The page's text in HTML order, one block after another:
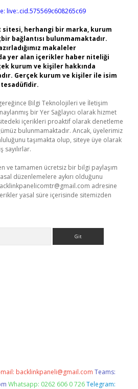
live:.cid.575569c608265c69
sitesi, herhangi bir marka, kurum
bağlantısı bulunmamaktadır.
makaleler
yer alan içerikler haber niteliği
kurum ve kişiler hakkında
Gerçek kurum ve kişiler ile isim
Bilgi Teknolojileri ve İletişim
bir Yer Sağlayıcı olarak hizmet
içerikleri proaktif olarak denetleme
bulunmamaktadır. Ancak, üyelerimiz
taşımakta olup, siteye üye olarak
ve tamamen ücretsiz bir bilgi paylaşım
düzenlemelere aykırı olduğunu
adresine
yasal süre içerisinde sitemizden
mail: backlinkpaneli@gmail.com Teams:
Whatsapp: 0262 606 0 726 Telegram: